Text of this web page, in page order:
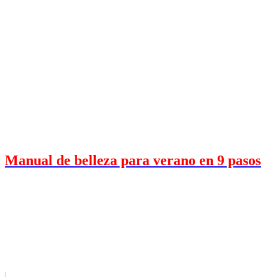
Manual de belleza para verano en 9 pasos